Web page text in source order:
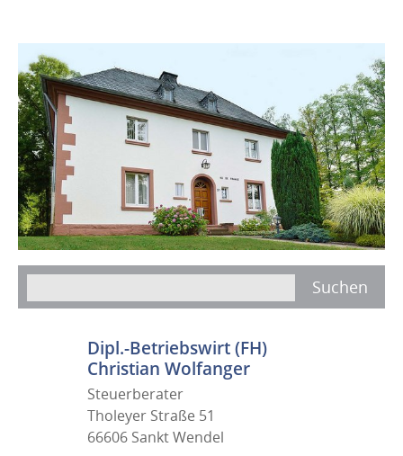
Dipl.-Betriebswirt (FH)
Christian Wolfanger
Steuerberater
Tholeyer Straße 51
66606 Sankt Wendel